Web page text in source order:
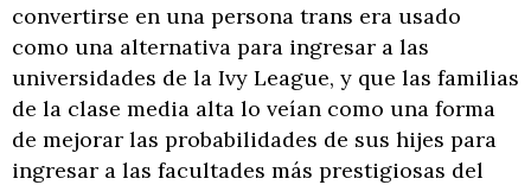
convertirse en una persona trans era usado
como una alternativa para ingresar a las
universidades de la Ivy League, y que las familias
de la clase media alta lo veían como una forma
de mejorar las probabilidades de sus hijes para
ingresar a las facultades más prestigiosas del